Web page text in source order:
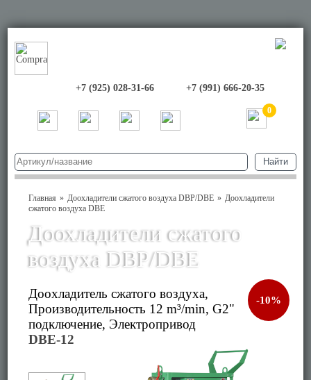
+7 (925) 028-31-66 +7 (991) 666-20-35
0
Главная Доохладители сжатого воздуха DBP/DBE
Доохладители
сжатого воздуха DBE
Доохладители сжатого
воздуха DBP/DBE
Доохладитель сжатого воздуха,
Производительность 12 m³/min, G2"
подключение, Электропривод
DBE-12
-10%